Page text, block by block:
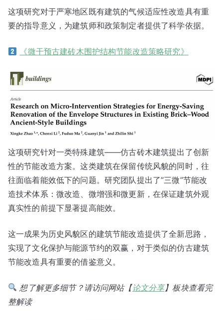
这项研究对于严寒地区既有建筑的气候适应性改造具有重
要的指导意义，为建筑师和政策制定者提供了科学依据。
《微干预古建砖木围护结构节能改造策略研究》
这项研究针对一类特殊建筑——仿古砖木建筑提出了创新
性的节能改造方案。这类建筑在保留传统风貌的同时，往
往面临着能效低下的问题。研究团队提出了”三微”节能改
造技术体系：微改造、微增强和微更新，在保证建筑外观
真实性的前提下显著提高能效。
这一成果为历史风貌区的建筑节能改造提供了全新思路，
实现了文化保护与能源节约的双赢，对于类似的仿古建筑
节能改造具有重要的借鉴意义。
想了解更多细节？请访问网站【论文分享】板块查看完
整解读